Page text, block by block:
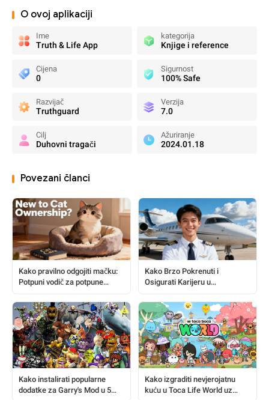
O ovoj aplikaciji
Ime
Truth & Life App
kategorija
Knjige i reference
Cijena
0
Sigurnost
100% Safe
Razvijač
Truthguard
Verzija
7.0
Cilj
Duhovni tragači
Ažuriranje
2024.01.18
Povezani članci
Kako pravilno odgojiti mačku:
Potpuni vodič za potpune
Kako Brzo Pokrenuti i
Osigurati Karijeru u
Kako instalirati popularne
dodatke za Garry's Mod u 5
Kako izgraditi nevjerojatnu
kuću u Toca Life World uz